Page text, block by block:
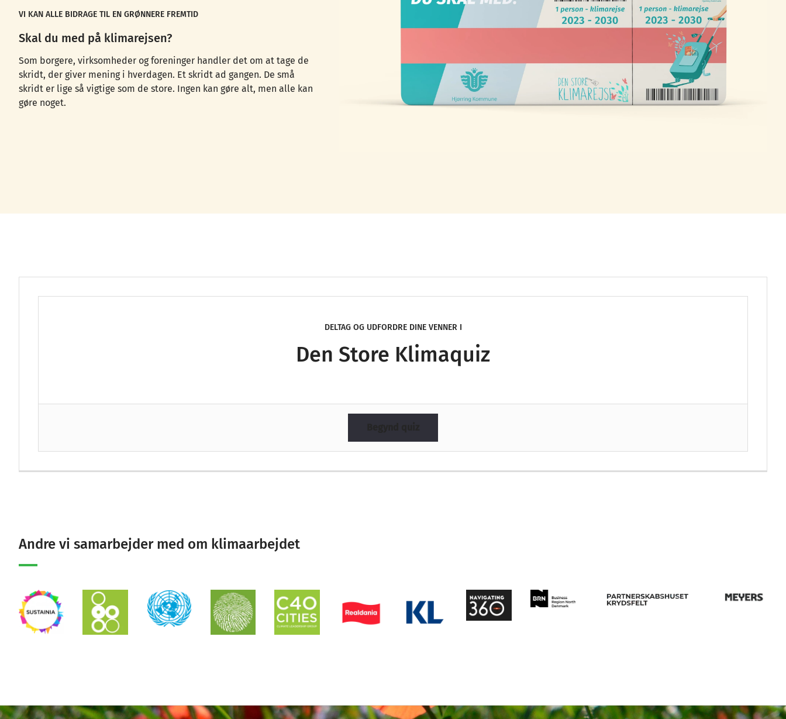
VI KAN ALLE BIDRAGE TIL EN GRØNNERE FREMTID
Skal du med på klimarejsen?
Som borgere, virksomheder og foreninger handler det om at tage de
skridt, der giver mening i hverdagen. Et skridt ad gangen. De små
skridt er lige så vigtige som de store. Ingen kan gøre alt, men alle kan
gøre noget.
DELTAG OG UDFORDRE DINE VENNER I
Den Store Klimaquiz
Andre vi samarbejder med om klimaarbejdet